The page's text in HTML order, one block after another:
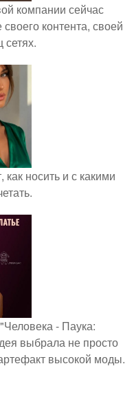
компании сейчас
контента, своей
сетях.
носить и с какими
- Паука:
выбрала не просто
высокой моды.